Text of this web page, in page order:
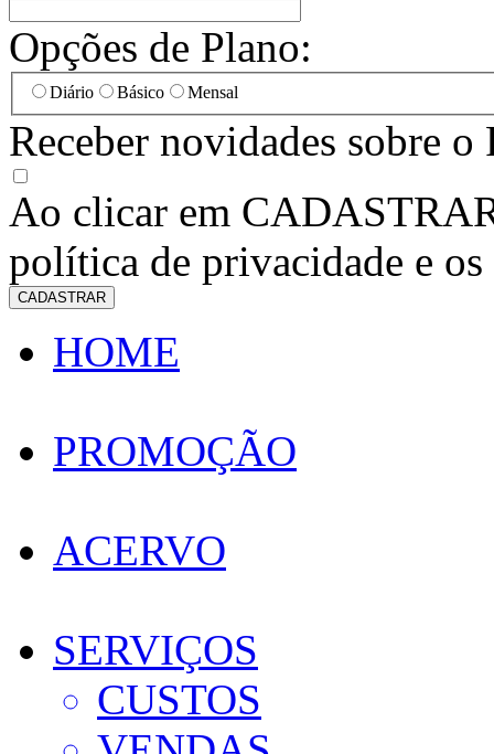
Opções de Plano:
Diário Básico Mensal
Receber novidades sobre
Ao clicar em
política de privacidade e os
CADASTRAR
HOME
PROMOÇÃO
ACERVO
SERVIÇOS
CUSTOS